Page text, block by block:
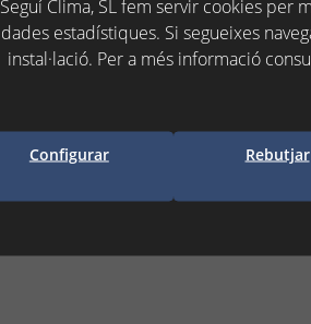
Seguí Clima, SL fem servir cookies per
dades estadístiques. Si segueixes
instal·lació. Per a més informació
Configurar Rebutjar